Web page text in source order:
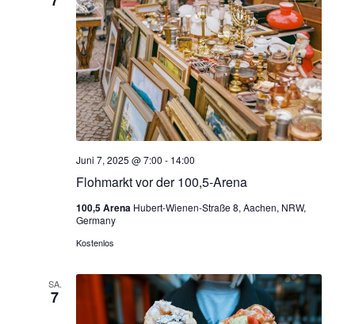
Flohmarkt vor der 100,5-Arena
Juni 7, 2025 @ 7:00 - 14:00
100,5 Arena Hubert-Wienen-Straße 8, Aachen, NRW,
Germany
Kostenlos
SA.
7